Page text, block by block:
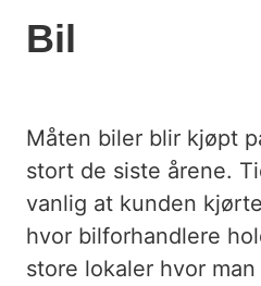
BRANSJER
KBS
FASTFOOD OG
DAGLIGVARE
Bil
Måten biler blir kjøpt
stort de siste årene.
vanlig at kunden
hvor bilforhandlere
store lokaler hvor